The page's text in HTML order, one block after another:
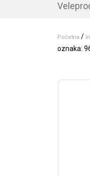
Početna /
oznaka: